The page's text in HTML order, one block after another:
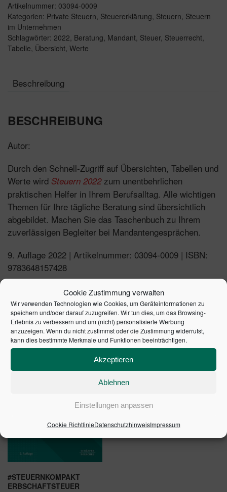
Cookie Zustimmung verwalten
Wir verwenden Technologien wie Cookies, um Geräteinformationen zu
speichern und/oder darauf zuzugreifen. Wir tun dies, um das Browsing-
Erlebnis zu verbessern und um (nicht) personalisierte Werbung
anzuzeigen. Wenn du nicht zustimmst oder die Zustimmung widerrufst,
kann dies bestimmte Merkmale und Funktionen beeinträchtigen.
Akzeptieren
Ablehnen
Einstellungen anpassen
Cookie RichtlinieDatenschutzhinweisImpressum
Artikelnummer: 03094-0009
Kategorien: Private Steuern, Steuererklärung, Steuern, Steuern
im Unternehmen
Schlagwörter: 2022, Beratung, Mandant, Steuer, Steuerrecht,
Tabelle, Übersicht, Werte
Beschreibung
BESCHREIBUNG
Autor:
Durch den Schnell-Zugriff auf Übersichten, Tabellen und
Werte wird Steuern 2022zum unentbehrlichen
praktischen Helfer in Ihrem Berufsalltag. Alle wichtigen
Themen für Ihre tägliche Beratung sind übersichtlich
abgebildet. Machen Sie das Taschenbuch zu Ihrem
zuverlässigen Begleiter bei Mandantengesprächen.
9. Auflage 2022 | Artikelnummer: 03094-0009 | ISBN:
9783648157428
ÄHNLICHE PRODUKTE
#STEUERNKOMPAKT
ERBSCHAFTSTEUER